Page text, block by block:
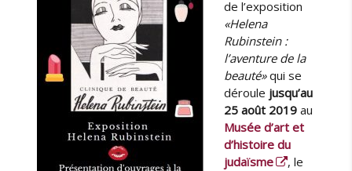
r
é
de l’exposition
«Helena
Rubinstein :
l’aventure de la
beauté»qui se
déroule jusqu’au
25 août 2019 au
Musée d’art et
d’histoire du
judaïsme
, le